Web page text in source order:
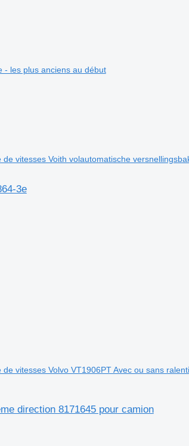
- les plus anciens au début
de vitesses Voith volautomatische
3e
de vitesses Volvo VT1906PT Avec ou sans
direction 8171645 pour camion